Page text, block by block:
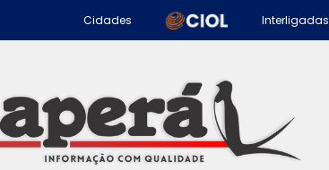
Cidades Interligadas